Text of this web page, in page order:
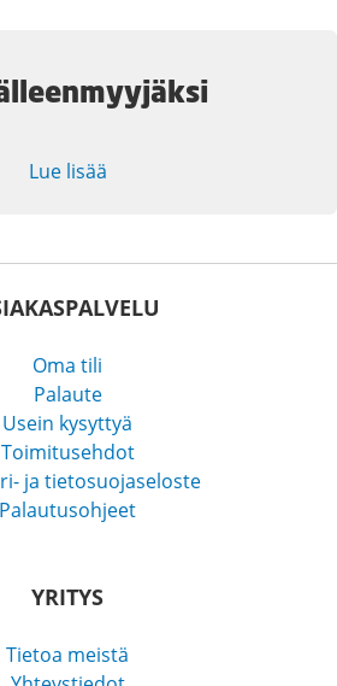
Lue lisää
Oma tili
Palaute
Usein kysyttyä
Toimitusehdot
ja tietosuojaseloste
Palautusohjeet
YRITYS
Tietoa meistä